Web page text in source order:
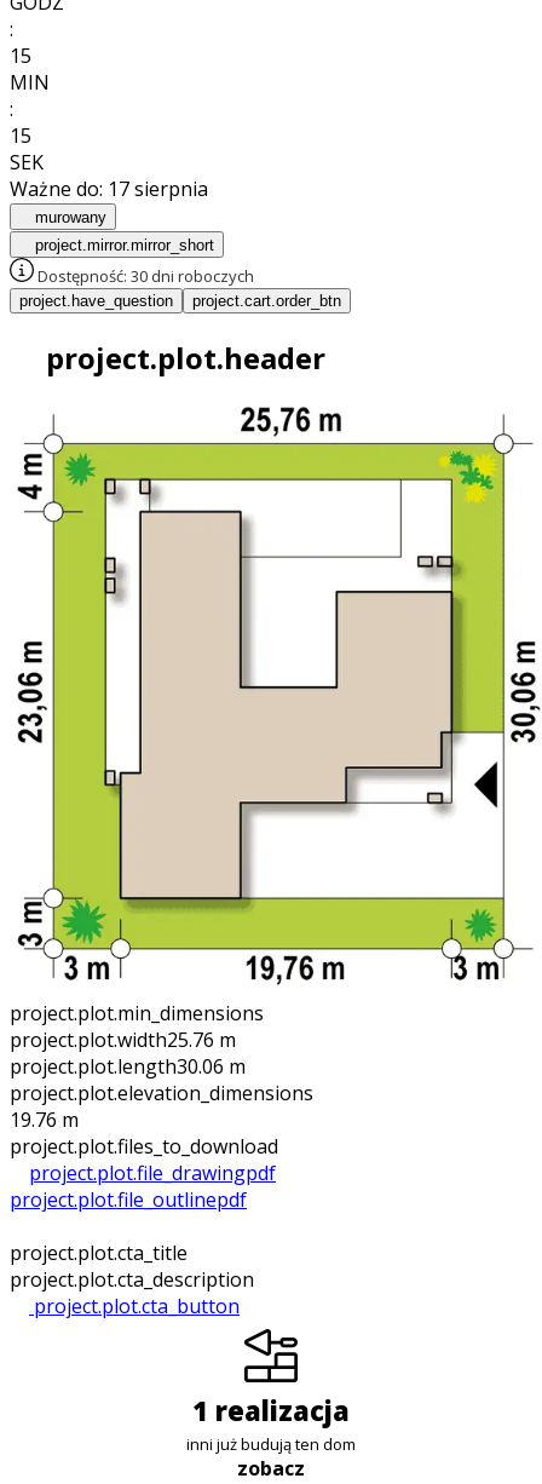
:
15
MIN
:
13
SEK
Ważne do: 17 sierpnia
murowany
project.mirror.mirror_short
Dostępność: 30 dni roboczych
project.have_question project.cart.order_btn
project.plot.header
project.plot.min_dimensions
project.plot.width25.76 m
project.plot.length30.06 m
project.plot.elevation_dimensions
19.76 m
project.plot.files_to_download
project.plot.file_drawingpdf
project.plot.file_outlinepdf
project.plot.cta_title
project.plot.cta_description
project.plot.cta_button
1 realizacja
inni już budują ten dom
zobacz